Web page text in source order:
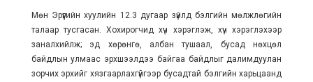
Мөн Эрүүгийн хуулийн 12.3 дугаар зүйлд бэлгийн мөлжлөгийн
талаар тусгасан. Хохирогчид хүч хэрэглэж, хүч хэрэглэхээр
заналхийлж; эд хөрөнгө, албан тушаал, бусад нөхцөл
байдлын улмаас эрхшээлдээ байгаа байдлыг далимдуулан
зорчих эрхийг хязгаарлахгүйгээр бусадтай бэлгийн харьцаанд